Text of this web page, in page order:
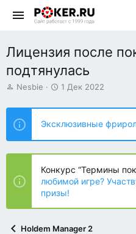
Лицензия после
подтянулась
А
т
о
р
т
е
ы
Nesbie
Д
т
н
а
ч
л
а
1 Дек 2022
Эксклюзивные
Конкурс “Термины
любимой игре?
призы!
Holdem Manager 2